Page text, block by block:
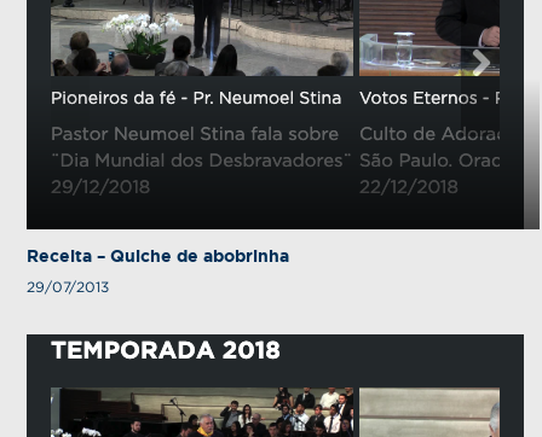
Receita – Quiche de abobrinha
29/07/2013